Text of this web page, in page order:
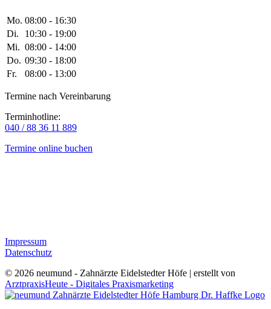
Mo. 08:00 - 16:30
Di.
10:30 - 19:00
Mi. 08:00 - 14:00
Do. 09:30 - 18:00
Fr.
08:00 - 13:00
Termine nach Vereinbarung
Terminhotline:
040 / 88 36 11 889
Termine online buchen
Impressum
Datenschutz
© 2026 neumund - Zahnärzte Eidelstedter Höfe | erstellt von
ArztpraxisHeute - Digitales Praxismarketing